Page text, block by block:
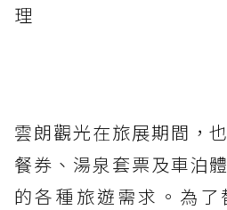
理
雲朗觀光在旅展期間，
餐券、湯泉套票及車泊
的各種旅遊需求。為